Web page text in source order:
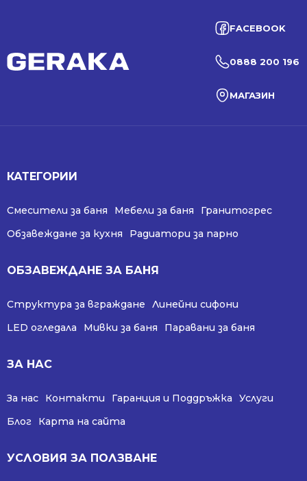
FACEBOOK
0888 200 196
МАГАЗИН
КАТЕГОРИИ
Смесители за баня Мебели за баня
Гранитогрес
Обзавеждане за кухня
Радиатори за парно
ОБЗАВЕЖДАНЕ ЗА БАНЯ
Структура за вграждане
Линейни сифони
LED огледала
Мивки за баня Паравани за баня
ЗА НАС
За нас Контакти Гаранция и Поддръжка
Услуги
Блог
Карта на сайта
УСЛОВИЯ ЗА ПОЛЗВАНЕ